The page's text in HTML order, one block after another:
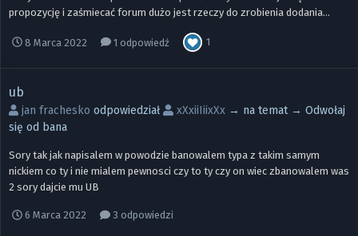
propozycję i zaśmiecać forum dużo jest rzeczy do zrobienia dodania...
8 Marca 2022 1 odpowiedź 1
ub
jan frachesko odpowiedział xXxiiIiixXx→ na temat → Odwołaj
się od bana
Sory tak jak napisalem w powodzie banowalem typa z takim samym
nickiem co ty i nie mialem pewnosci czy to ty czy on wiec zbanowalem was
2 sory dajcie mu UB
6 Marca 2022 3 odpowiedzi